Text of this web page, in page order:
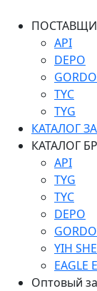
API
DEPO
TYC
TYG
КАТАЛОГ
КАТАЛОГ
API
TYG
TYC
DEPO
YIH
EAGLE
Оптовый